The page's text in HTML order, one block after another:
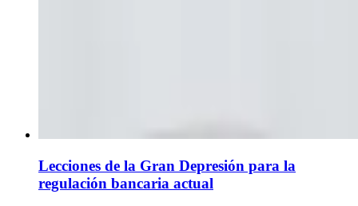
Lecciones de la Gran Depresión para la
regulación bancaria actual